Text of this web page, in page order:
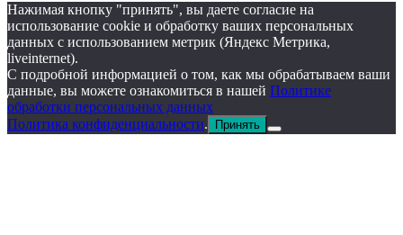
Нажимая кнопку "принять", вы даете согласие на
использование cookie и обработку ваших персональных
данных с использованием метрик (Яндекс Метрика,
liveinternet).
С подробной информацией о том, как мы обрабатываем ваши
данные, вы можете ознакомиться в нашей Политике
обработки персональных данных
Политика конфиденциальности. Принять